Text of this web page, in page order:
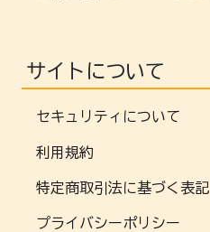
サイトについて
セキュリティについて
利用規約
特定商取引法に基づく表記
プライバシーポリシー